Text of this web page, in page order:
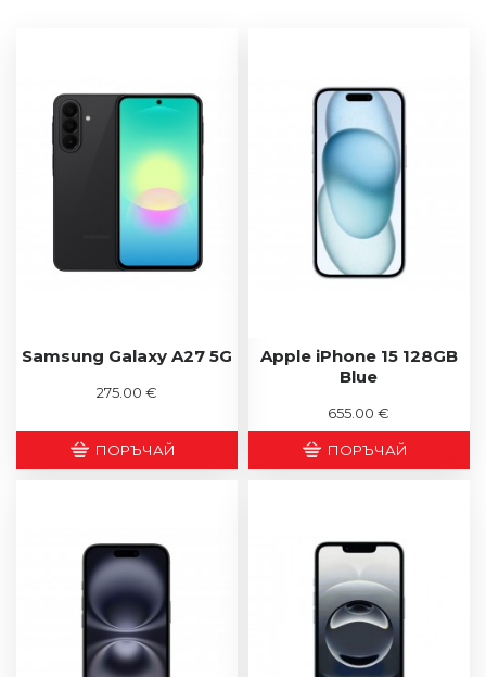
Samsung Galaxy A27 5G
275.00 €
ПОРЪЧАЙ
Apple iPhone 15 128GB
Blue
655.00 €
ПОРЪЧАЙ